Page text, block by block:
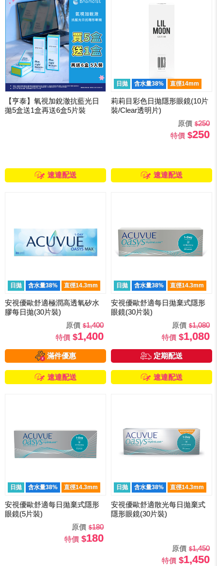
【亨泰】氧視加銳澈抗藍光日
拋5盒送1盒再送6盒5片裝
速達配送
日拋 含水量38% 直徑14mm
莉莉目彩色日拋隱形眼鏡(10片
裝/Clear透明片)
原價
250
特價
250
速達配送
日拋 含水量38% 直徑14.3mm
安視優歐舒適極潤高透氧矽水
膠每日拋(30片裝)
原價
1,400
特價
1,400
滿件優惠
速達配送
日拋 含水量38% 直徑14.3mm
安視優歐舒適每日拋棄式隱形
眼鏡(30片裝)
原價
1,080
特價
1,080
定期配送
速達配送
日拋 含水量38% 直徑14.3mm
安視優歐舒適每日拋棄式隱形
眼鏡(5片裝)
原價
180
特價
180
日抛 含水量38% 直徑14.3mm
安視優歐舒適散光每日拋棄式
隱形眼鏡(30片裝)
原價
1,450
特價
1,450